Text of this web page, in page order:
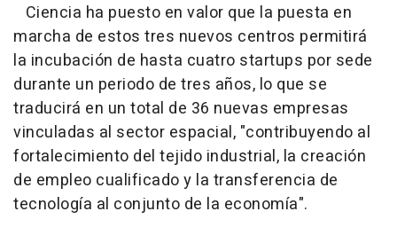
Ciencia ha puesto en valor que la puesta en
marcha de estos tres nuevos centros permitirá
la incubación de hasta cuatro startups por sede
durante un periodo de tres años, lo que se
traducirá en un total de 36 nuevas empresas
vinculadas al sector espacial, "contribuyendo al
fortalecimiento del tejido industrial, la creación
de empleo cualificado y la transferencia de
tecnología al conjunto de la economía".